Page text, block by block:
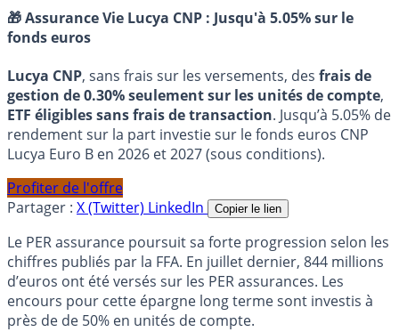
🎁 Assurance Vie Lucya CNP : Jusqu'à 5.05% sur le
fonds euros
Lucya CNP, sans frais sur les versements, des frais de
gestion de 0.30% seulement sur les unités de compte,
ETF éligibles sans frais de transaction. Jusqu’à 5.05% de
rendement sur la part investie sur le fonds euros CNP
Lucya Euro B en 2026 et 2027 (sous conditions).
Profiter de l'offre
Partager : X (Twitter) LinkedIn Copier le lien
Le PER assurance poursuit sa forte progression selon les
chiffres publiés par la FFA. En juillet dernier, 844 millions
d’euros ont été versés sur les PER assurances. Les
encours pour cette épargne long terme sont investis à
près de de 50% en unités de compte.